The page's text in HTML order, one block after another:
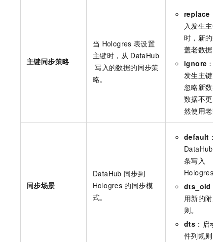
主键同步策略
当 Hologres 表设置
主键时，从 DataHub
写入的数据的同步策
略。
replace
入发生主
时，新的
盖老数据。
ignore ：
发生主键
忽略新数
数据不更
然使用老
同步场景
DataHub 同步到
Hologres 的同步模
式。
default ：
DataHub
条写入
Hologres。
dts_old
用新的附
则。
dts ：启动
件列规则。